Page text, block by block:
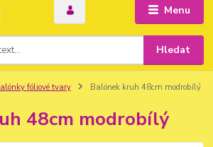
Menu
Hledat
fóliové tvary Balónek kruh 48cm modrobílý
48cm modrobílý